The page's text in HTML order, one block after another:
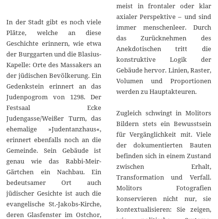
In der Stadt gibt es noch viele
Plätze, welche an diese
Geschichte erinnern, wie etwa
der Burggarten und die Blasius-
Kapelle: Orte des Massakers an
der jüdischen Bevölkerung. Ein
Gedenkstein erinnert an das
Judenpogrom von 1298. Der
Festsaal Ecke
Judengasse/Weißer Turm, das
ehemalige »Judentanzhaus«,
erinnert ebenfalls noch an die
Gemeinde. Sein Gebäude ist
genau wie das Rabbi-Meir-
Gärtchen ein Nachbau. Ein
bedeutsamer Ort auch
jüdischer Gesichte ist auch die
evangelische St.-Jakobs-Kirche,
deren Glasfenster im Ostchor,
meist in frontaler oder klar
axialer Perspektive – und sind
immer menschenleer. Durch
das Zurücknehmen des
Anekdotischen tritt die
konstruktive Logik der
Gebäude hervor. Linien, Raster,
Volumen und Proportionen
werden zu Hauptakteuren.
Zugleich schwingt in Molitors
Bildern stets ein Bewusstsein
für Vergänglichkeit mit. Viele
der dokumentierten Bauten
befinden sich in einem Zustand
zwischen Erhalt,
Transformation und Verfall.
Molitors Fotografien
konservieren nicht nur, sie
kontextualisieren: Sie zeigen,